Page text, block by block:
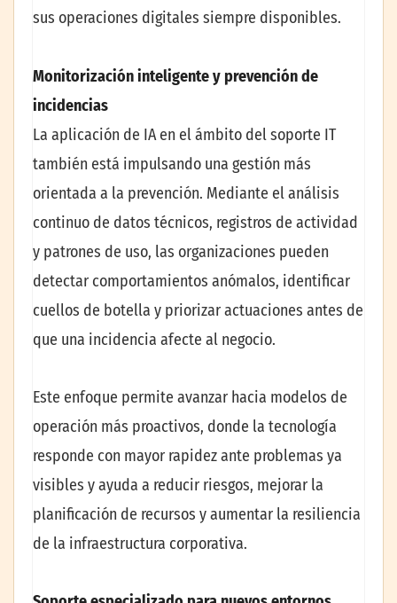
sus operaciones digitales siempre disponibles.
Monitorización inteligente y prevención de
incidencias
La aplicación de IA en el ámbito del soporte IT
también está impulsando una gestión más
orientada a la prevención. Mediante el análisis
continuo de datos técnicos, registros de actividad
y patrones de uso, las organizaciones pueden
detectar comportamientos anómalos, identificar
cuellos de botella y priorizar actuaciones antes de
que una incidencia afecte al negocio.
Este enfoque permite avanzar hacia modelos de
operación más proactivos, donde la tecnología
responde con mayor rapidez ante problemas ya
visibles y ayuda a reducir riesgos, mejorar la
planificación de recursos y aumentar la resiliencia
de la infraestructura corporativa.